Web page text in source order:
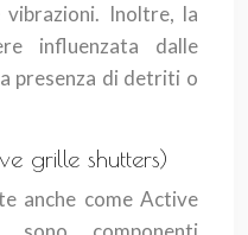
Inoltre, la
influenzata dalle
presenza di detriti o
grille shutters)
anche come Active